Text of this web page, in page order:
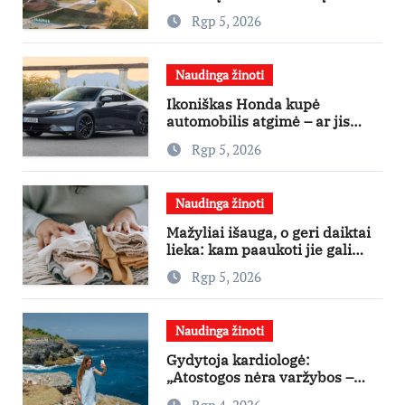
investicijų užsienio turistams
pritraukti
Rgp 5, 2026
Naudinga žinoti
Ikoniškas Honda kupė
automobilis atgimė – ar jis
pateisins pirkėjų lūkesčius?
Rgp 5, 2026
Naudinga žinoti
Mažyliai išauga, o geri daiktai
lieka: kam paaukoti jie gali
būti aukso vertės?
Rgp 5, 2026
Naudinga žinoti
Gydytoja kardiologė:
„Atostogos nėra varžybos –
nereikia stengtis per vieną